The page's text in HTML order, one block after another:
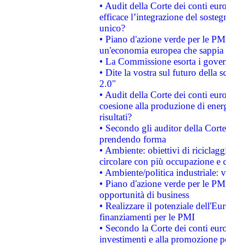
• Audit della Corte dei conti
efficace l’integrazione del
unico?
• Piano d'azione verde per le
un'economia europea che
• La Commissione esorta i
• Dite la vostra sul futuro della
2.0"
• Audit della Corte dei conti
coesione alla produzione di
risultati?
• Secondo gli auditor della
prendendo forma
• Ambiente: obiettivi di
circolare con più occupazione e
• Ambiente/politica industriale:
• Piano d'azione verde per le
opportunità di business
• Realizzare il potenziale
finanziamenti per le PMI
• Secondo la Corte dei conti
investimenti e alla promozione